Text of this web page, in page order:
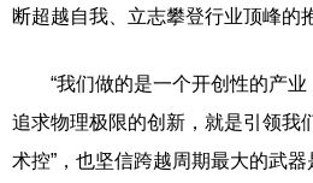
断超越自我、立志攀登行业顶峰的
“我们做的是一个开创性的产业
追求物理极限的创新，就是引领我
术控”，也坚信跨越周期最大的武器